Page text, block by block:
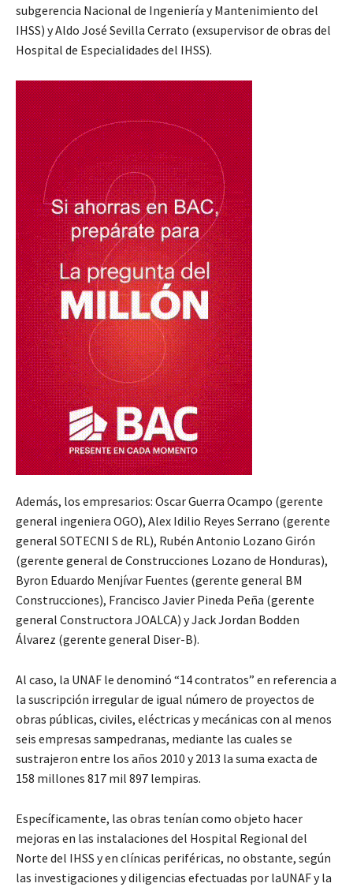
subgerencia Nacional de Ingeniería y Mantenimiento del
IHSS) y Aldo José Sevilla Cerrato (exsupervisor de obras del
Hospital de Especialidades del IHSS).
Además, los empresarios: Oscar Guerra Ocampo (gerente
general ingeniera OGO), Alex Idilio Reyes Serrano (gerente
general SOTECNI S de RL), Rubén Antonio Lozano Girón
(gerente general de Construcciones Lozano de Honduras),
Byron Eduardo Menjívar Fuentes (gerente general BM
Construcciones), Francisco Javier Pineda Peña (gerente
general Constructora JOALCA) y Jack Jordan Bodden
Álvarez (gerente general Diser-B).
Al caso, la UNAF le denominó “14 contratos” en referencia a
la suscripción irregular de igual número de proyectos de
obras públicas, civiles, eléctricas y mecánicas con al menos
seis empresas sampedranas, mediante las cuales se
sustrajeron entre los años 2010 y 2013 la suma exacta de
158 millones 817 mil 897 lempiras.
Específicamente, las obras tenían como objeto hacer
mejoras en las instalaciones del Hospital Regional del
Norte del IHSS y en clínicas periféricas, no obstante, según
las investigaciones y diligencias efectuadas por laUNAF y la